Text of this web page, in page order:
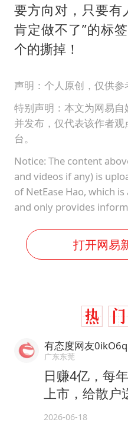
要方向对，只要有
肯定做不了”的标
个的撕掉！
声明：个人原创，仅供参
特别声明：本文为网易自
并发布，仅代表该作者
台。
Notice: The content
and videos if any) is
of NetEase Hao, which
and only provides
打开网易
有态度网友0ikO6q
广东东莞
日赚4亿，每
上市，给散户
2026-06-18